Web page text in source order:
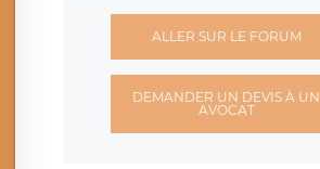
ALLER SUR LE FORUM
DEMANDER UN DEVIS À UN
AVOCAT